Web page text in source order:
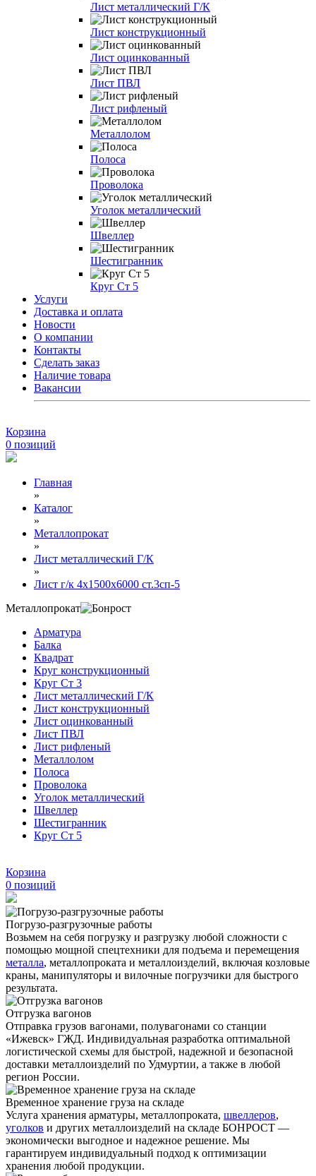
Лист металлический Г/К
Лист конструкционный
Лист оцинкованный
Лист ПВЛ
Лист рифленый
Металлолом
Полоса
Проволока
Уголок металлический
Швеллер
Шестигранник
Круг Ст 5
Услуги
Доставка и оплата
Новости
О компании
Контакты
Сделать заказ
Наличие товара
Вакансии
Корзина
0 позиций
Главная
»
Каталог
»
Металлопрокат
»
Лист металлический Г/К
»
Лист г/к 4х1500х6000 ст.3сп-5
Металлопрокат
Арматура
Балка
Квадрат
Круг конструкционный
Круг Ст 3
Лист металлический Г/К
Лист конструкционный
Лист оцинкованный
Лист ПВЛ
Лист рифленый
Металлолом
Полоса
Проволока
Уголок металлический
Швеллер
Шестигранник
Круг Ст 5
Корзина
0 позиций
Погрузо-разгрузочные работы
Возьмем на себя погрузку и разгрузку любой сложности с
помощью мощной спецтехники для подъема и перемещения
металла, металлопроката и металлоизделий, включая козловые
краны, манипуляторы и вилочные погрузчики для быстрого
результата.
Отгрузка вагонов
Отправка грузов вагонами, полувагонами со станции
«Ижевск» ГЖД. Индивидуальная разработка оптимальной
логистической схемы для быстрой, надежной и безопасной
доставки металлоизделий по Удмуртии, а также в любой
регион России.
Временное хранение груза на складе
Услуга хранения арматуры, металлопроката, швеллеров,
уголков и других металлоизделий на складе БОНРОСТ —
экономически выгодное и надежное решение. Мы
гарантируем индивидуальный подход к оптимизации
хранения любой продукции.